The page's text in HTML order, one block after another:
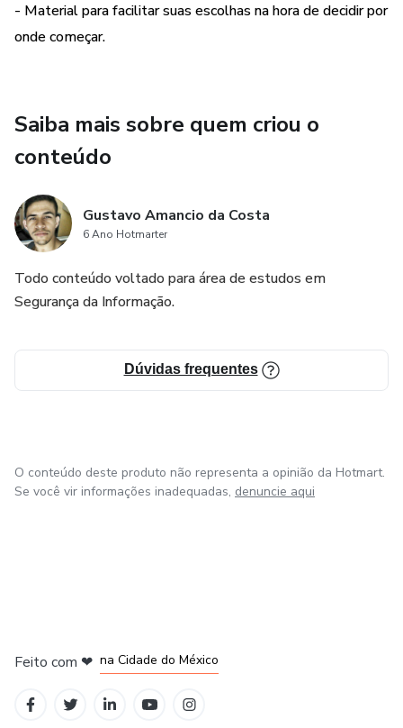
- Material para facilitar suas escolhas na hora de decidir por
onde começar.
Saiba mais sobre quem criou o
conteúdo
Gustavo Amancio da Costa
6 Ano Hotmarter
Todo conteúdo voltado para área de estudos em
Segurança da Informação.
Dúvidas frequentes
O conteúdo deste produto não representa a opinião da Hotmart.
Se você vir informações inadequadas, denuncie aqui
Feito com ❤ na Cidade do México